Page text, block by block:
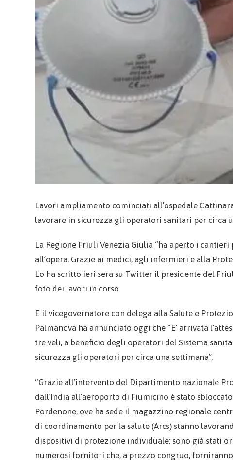
Lavori ampliamento cominciati all’ospedale
lavorare in sicurezza gli operatori sanitari per circa
La Regione Friuli Venezia Giulia “ha aperto i
all’opera. Grazie ai medici, agli infermieri e alla
Lo ha scritto ieri sera su Twitter il presidente del
foto dei lavori in corso.
E il vicegovernatore con delega alla Salute e
Palmanova ha annunciato oggi che “E’ arrivata
tre veli, a beneficio degli operatori del Sistema
sicurezza gli operatori per circa una settimana”.
“Grazie all’intervento del Dipartimento nazionale
dall’India all’aeroporto di Fiumicino è stato
Pordenone, ove ha sede il magazzino regionale
di coordinamento per la salute (Arcs) stanno
dispositivi di protezione individuale: sono già stati
numerosi fornitori che, a prezzo congruo,